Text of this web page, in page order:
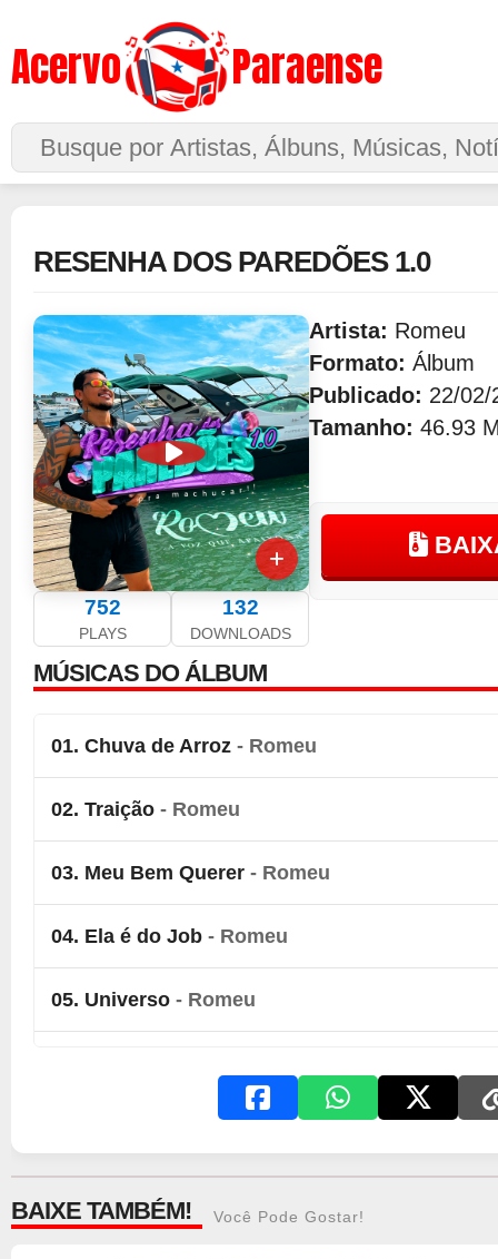
Acervo Paraense
Buscar no Site
RESENHA DOS PAREDÕES 1.0
752
PLAYS
132
DOWNLOADS
Artista: Romeu
Formato: Álbum
Publicado: 22/02/
Tamanho: 46.93
MÚSICAS DO ÁLBUM
01. Chuva de Arroz - Romeu
02. Traição - Romeu
03. Meu Bem Querer - Romeu
04. Ela é do Job - Romeu
05. Universo - Romeu
BAIXE TAMBÉM! Você Pode Gostar!